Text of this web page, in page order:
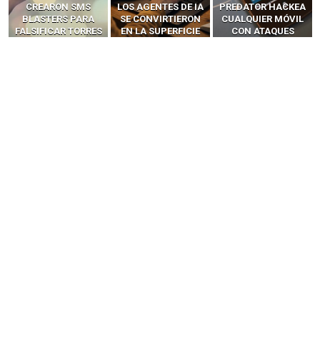
LOS AGENTES DE IA
SE CONVIRTIERON
EN LA SUPERFICIE
PREDATOR HACKEA
CUALQUIER MÓVIL
CON ATAQUES
Y LLAMADAS
MÓVILES SIN
‘HACKEAR’ — EL